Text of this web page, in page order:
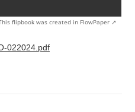
flipbook was created in FlowPaper ↗
022024.pdf